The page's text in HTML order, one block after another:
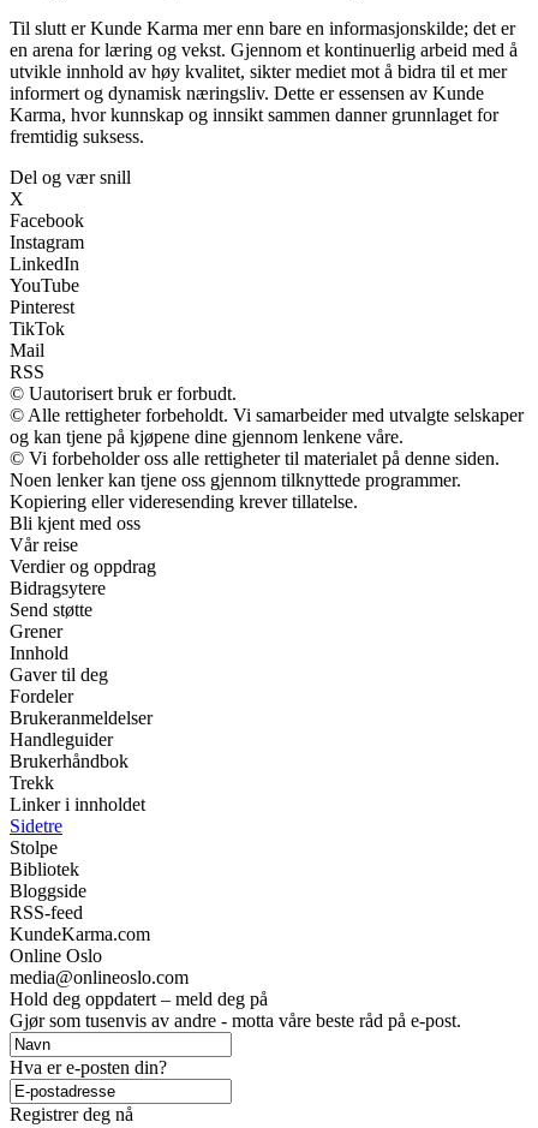
Til slutt er Kunde Karma mer enn bare en informasjonskilde; det er
en arena for læring og vekst. Gjennom et kontinuerlig arbeid med å
utvikle innhold av høy kvalitet, sikter mediet mot å bidra til et mer
informert og dynamisk næringsliv. Dette er essensen av Kunde
Karma, hvor kunnskap og innsikt sammen danner grunnlaget for
fremtidig suksess.
Del og vær snill
X
Facebook
Instagram
LinkedIn
YouTube
Pinterest
TikTok
Mail
RSS
© Uautorisert bruk er forbudt.
© Alle rettigheter forbeholdt. Vi samarbeider med utvalgte selskaper
og kan tjene på kjøpene dine gjennom lenkene våre.
© Vi forbeholder oss alle rettigheter til materialet på denne siden.
Noen lenker kan tjene oss gjennom tilknyttede programmer.
Kopiering eller videresending krever tillatelse.
Bli kjent med oss
Vår reise
Verdier og oppdrag
Bidragsytere
Send støtte
Grener
Innhold
Gaver til deg
Fordeler
Brukeranmeldelser
Handleguider
Brukerhåndbok
Trekk
Linker i innholdet
Sidetre
Stolpe
Bibliotek
Bloggside
RSS-feed
KundeKarma.com
Online Oslo
media@onlineoslo.com
Hold deg oppdatert – meld deg på
Gjør som tusenvis av andre - motta våre beste råd på e-post.
Hva er e-posten din?
Registrer deg nå